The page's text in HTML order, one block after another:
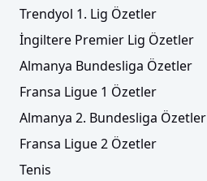
Trendyol 1. Lig Özetler
İngiltere Premier Lig Özetler
Almanya Bundesliga Özetler
Fransa Ligue 1 Özetler
Almanya 2. Bundesliga Özetler
Fransa Ligue 2 Özetler
Tenis